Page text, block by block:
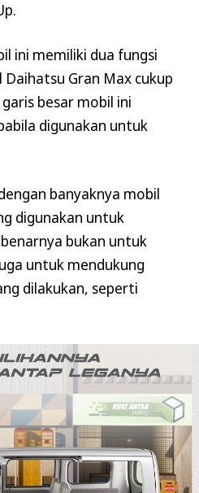
ini memiliki dua fungsi
Gran Max cukup
besar mobil ini
digunakan untuk
banyaknya mobil
digunakan untuk
bukan untuk
untuk mendukung
dilakukan, seperti